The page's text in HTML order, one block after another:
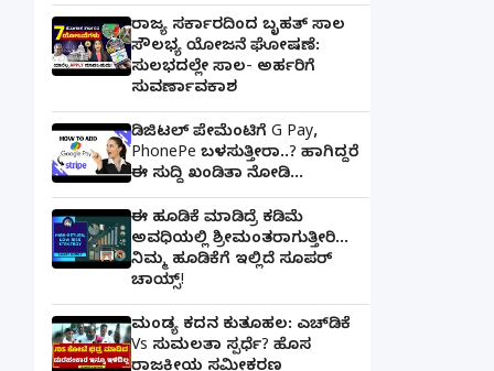
ರಾಜ್ಯ ಸರ್ಕಾರದಿಂದ ಬೃಹತ್ ಸಾಲ
ಸೌಲಭ್ಯ ಯೋಜನೆ ಘೋಷಣೆ:
ಸುಲಭದಲ್ಲೇ ಸಾಲ- ಅರ್ಹರಿಗೆ
ಸುವರ್ಣಾವಕಾಶ
ಡಿಜಿಟಲ್ ಪೇಮೆಂಟಿಗೆ G Pay,
PhonePe ಬಳಸುತ್ತೀರಾ..? ಹಾಗಿದ್ದರೆ
ಈ ಸುದ್ದಿ ಖಂಡಿತಾ ನೋಡಿ...
ಈ ಹೂಡಿಕೆ ಮಾಡಿದ್ರೆ ಕಡಿಮೆ
ಅವಧಿಯಲ್ಲಿ ಶ್ರೀಮಂತರಾಗುತ್ತೀರಿ...
ನಿಮ್ಮ ಹೂಡಿಕೆಗೆ ಇಲ್ಲಿದೆ ಸೂಪರ್
ಚಾಯ್ಸ್‌!
ಮಂಡ್ಯ ಕದನ ಕುತೂಹಲ: ಎಚ್‌ಡಿಕೆ
Vs ಸುಮಲತಾ ಸ್ಪರ್ಧೆ? ಹೊಸ